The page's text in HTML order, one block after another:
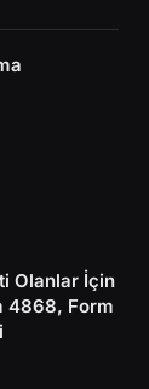
Olanlar İçin
4868, Form